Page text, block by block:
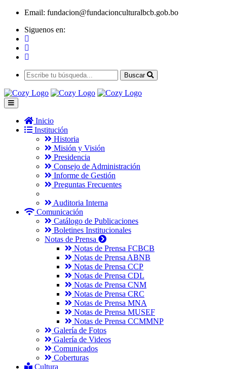
Email: fundacion@fundacionculturalbcb.gob.bo
Siguenos en:
Buscar
Inicio
Institución
Historia
Misión y Visión
Presidencia
Consejo de Administración
Informe de Gestión
Preguntas Frecuentes
Auditoria Interna
Comunicación
Catálogo de Publicaciones
Boletines Institucionales
Notas de Prensa
Notas de Prensa FCBCB
Notas de Prensa ABNB
Notas de Prensa CCP
Notas de Prensa CDL
Notas de Prensa CNM
Notas de Prensa CRC
Notas de Prensa MNA
Notas de Prensa MUSEF
Notas de Prensa CCMMNP
Galería de Fotos
Galería de Videos
Comunicados
Coberturas
Cultura